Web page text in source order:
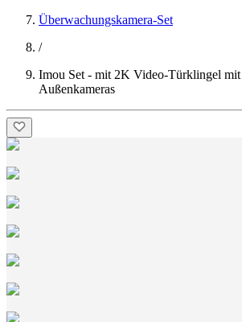
Überwachungskamera-Set
/
Imou Set - mit 2K Video-Türklingel
Außenkameras